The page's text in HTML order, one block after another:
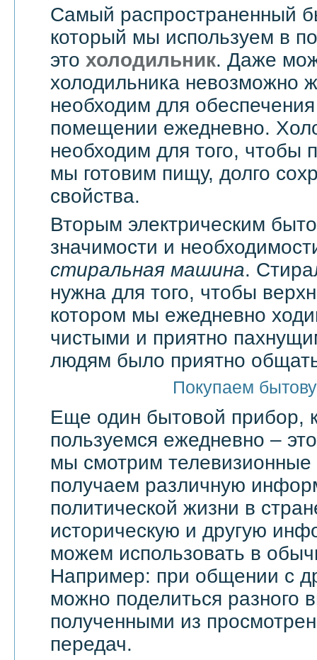
Самый распространенный
который мы используем в
это холодильник. Даже
холодильника невозможно
необходим для
помещении ежедневно.
необходим для того, чтобы
мы готовим пищу, долго
свойства.
Вторым электрическим
значимости и
стиральная машина.
нужна для того, чтобы
котором мы ежедневно
чистыми и приятно
людям было приятно
Покупаем
Еще один бытовой прибор,
пользуемся ежедневно –
мы смотрим телевизионные
получаем различную
политической жизни в
историческую и другую
можем использовать в
Например: при общении с
можно поделиться разного
полученными из
передач.